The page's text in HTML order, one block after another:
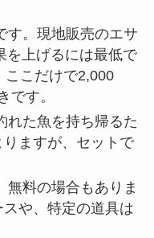
す。現地販売のエサ
を上げるには最低で
ここだけで2,000
です。
れた魚を持ち帰るた
ますが、セットで
無料の場合もありま
や、特定の道具は